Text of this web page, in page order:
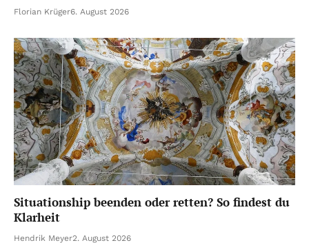
Florian Krüger6. August 2026
Situationship beenden oder retten? So findest du
Klarheit
Hendrik Meyer2. August 2026